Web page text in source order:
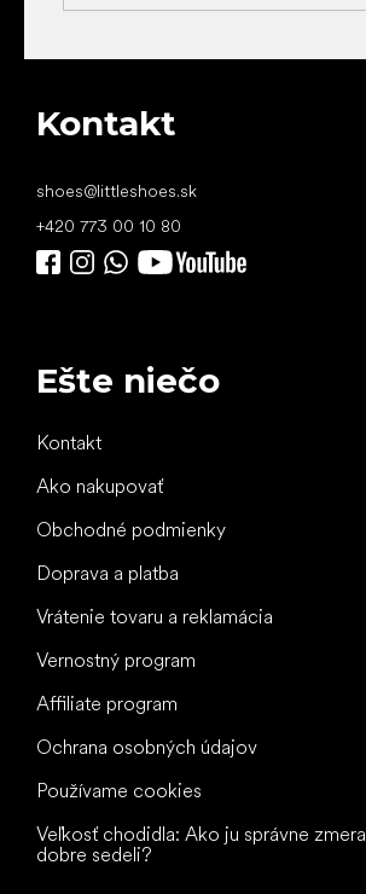
Kontakt
shoes@littleshoes.sk
+420 773 00 10 80
Ešte niečo
Kontakt
Ako nakupovať
Obchodné podmienky
Doprava a platba
Vrátenie tovaru a reklamácia
Vernostný program
Affiliate program
Ochrana osobných údajov
Používame cookies
Veľkosť chodidla: Ako ju správne
dobre sedeli?